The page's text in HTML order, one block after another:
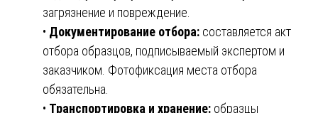
загрязнение и повреждение.
• Документирование отбора: составляется акт
отбора образцов, подписываемый экспертом и
заказчиком. Фотофиксация места отбора
обязательна.
• Транспортировка и хранение: образцы